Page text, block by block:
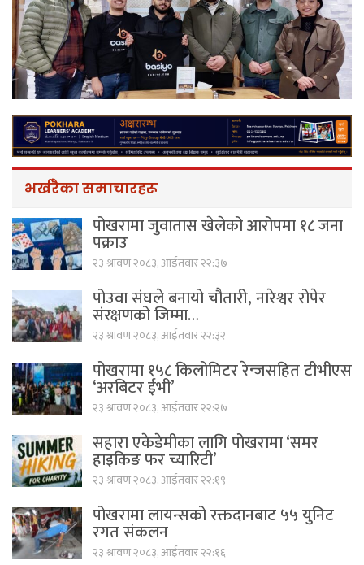
भर्खरैका समाचारहरू
पोखरामा जुवातास खेलेको आरोपमा १८ जना
पक्राउ
२३ श्रावण २०८३, आईतवार २२:३७
पोउवा संघले बनायो चौतारी, नारेश्वर रोपेर
संरक्षणको जिम्मा…
२३ श्रावण २०८३, आईतवार २२:३२
पोखरामा १५८ किलोमिटर रेन्जसहित टीभीएस
‘अरबिटर ईभी’
२३ श्रावण २०८३, आईतवार २२:२७
सहारा एकेडेमीका लागि पोखरामा ‘समर
हाइकिङ फर च्यारिटी’
२३ श्रावण २०८३, आईतवार २२:१९
पोखरामा लायन्सको रक्तदानबाट ५५ युनिट
रगत संकलन
२३ श्रावण २०८३, आईतवार २२:१६